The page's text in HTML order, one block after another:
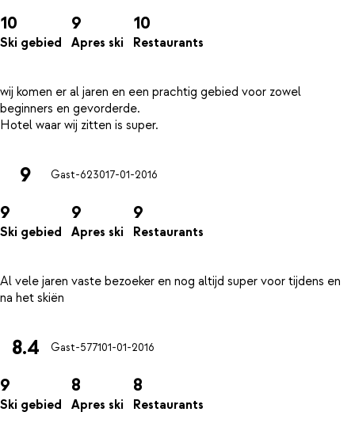
10
Ski gebied
9
Apres ski
10
Restaurants
wij komen er al jaren en een prachtig gebied voor zowel
beginners en gevorderde.
9 Gast-623017-01-2016
9
Ski gebied
9
Apres ski
9
Restaurants
Al vele jaren vaste bezoeker en nog altijd super voor tijdens en
8.4 Gast-577101-01-2016
9
Ski gebied
8
Apres ski
8
Restaurants